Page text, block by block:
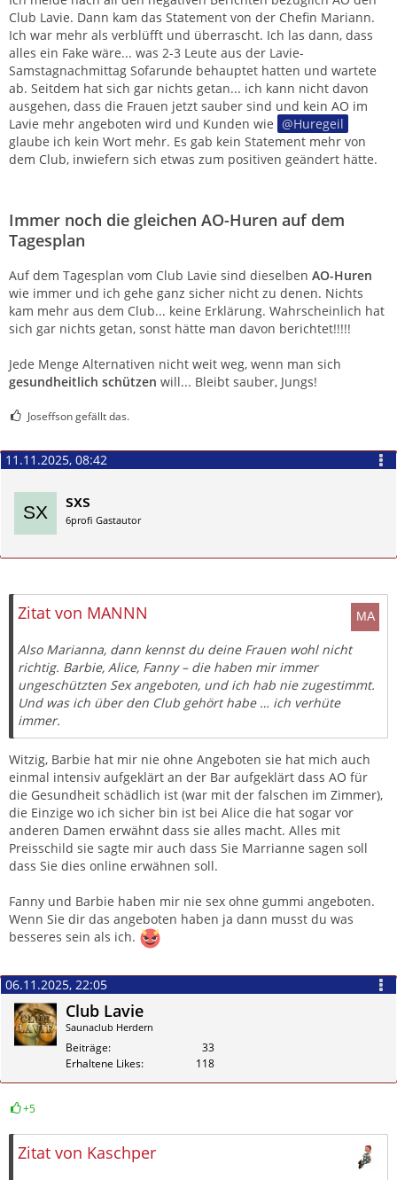
Club Lavie. Dann kam das Statement von der Chefin Mariann.
Ich war mehr als verblüfft und überrascht. Ich las dann, dass
alles ein Fake wäre... was 2-3 Leute aus der Lavie-
Samstagnachmittag Sofarunde behauptet hatten und wartete
ab. Seitdem hat sich gar nichts getan... ich kann nicht davon
ausgehen, dass die Frauen jetzt sauber sind und kein AO im
Lavie mehr angeboten wird und Kunden wie
Huregeil
glaube ich kein Wort mehr. Es gab kein Statement mehr von
dem Club, inwiefern sich etwas zum positiven geändert hätte.
Immer noch die gleichen AO-Huren auf dem
Tagesplan
Auf dem Tagesplan vom Club Lavie sind dieselben AO-Huren
wie immer und ich gehe ganz sicher nicht zu denen. Nichts
kam mehr aus dem Club... keine Erklärung. Wahrscheinlich hat
sich gar nichts getan, sonst hätte man davon berichtet!!!!!
Jede Menge Alternativen nicht weit weg, wenn man sich
gesundheitlich schützen will... Bleibt sauber, Jungs!
Joseffson gefällt das.
11.11.2025, 08:42
sxs
6profi Gastautor
Zitat von MANNN
Also Marianna, dann kennst du deine Frauen wohl nicht
richtig. Barbie, Alice, Fanny – die haben mir immer
ungeschützten Sex angeboten, und ich hab nie zugestimmt.
Und was ich über den Club gehört habe … ich verhüte
immer.
Witzig, Barbie hat mir nie ohne Angeboten sie hat mich auch
einmal intensiv aufgeklärt an der Bar aufgeklärt dass AO für
die Gesundheit schädlich ist (war mit der falschen im Zimmer),
die Einzige wo ich sicher bin ist bei Alice die hat sogar vor
anderen Damen erwähnt dass sie alles macht. Alles mit
Preisschild sie sagte mir auch dass Sie Marrianne sagen soll
dass Sie dies online erwähnen soll.
Fanny und Barbie haben mir nie sex ohne gummi angeboten.
Wenn Sie dir das angeboten haben ja dann musst du was
besseres sein als ich.
Zitieren
06.11.2025, 22:05
Club Lavie
Saunaclub Herdern
Beiträge
33
Erhaltene Likes
118
+5
Zitat von Kaschper